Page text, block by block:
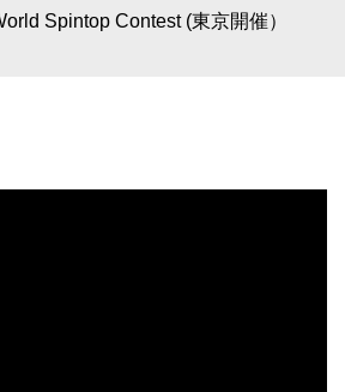
Spintop Contest (東京開催）